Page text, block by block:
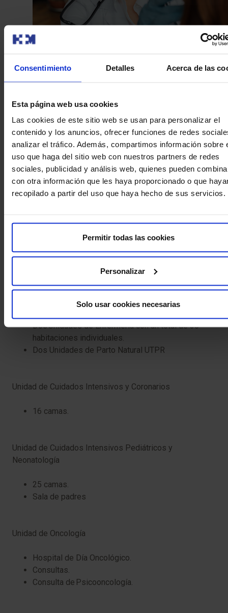
Consentimiento Detalles Acerca de las
Esta página web usa cookies
Las cookies de este sitio web se usan para personalizar el
contenido y los anuncios, ofrecer funciones de redes
analizar el tráfico. Además, compartimos información sobre
uso que haga del sitio web con nuestros partners de redes
sociales, publicidad y análisis web, quienes pueden
con otra información que les haya proporcionado o que
recopilado a partir del uso que haya hecho de sus servicios.
Permitir todas las cookies
Personalizar
Solo usar cookies necesarias
Servicio de Urgencias Médicas 24
horas
Área de Urgencias de adultos 24 horas.
Área de Urgencias pediátricas 24 horas.
Área de urgencias ginecológicas 24 horas.
Hospitalización Pediátrica
Hospitalización Cardiológica
Habitaciones individuales y monitorización centralizada
Hospitalización Obstétrico-ginecológica
Dos Unidades de Enfermería con un total de 30
habitaciones individuales.
Dos Unidades de Parto Natural UTPR
Unidad de Cuidados Intensivos y Coronarios
16 camas.
Unidad de Cuidados Intensivos Pediátricos y
Neonatología
25 camas.
Sala de padres
Unidad de Oncología
Hospital de Día Oncológico.
Consultas.
Consulta de Psicooncología.